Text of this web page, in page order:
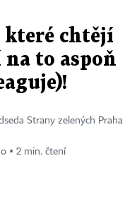
které chtějí
to aspoň
Strany zelených Praha
▪ 2 min. čtení